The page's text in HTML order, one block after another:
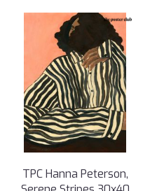
TPC Hanna Peterson,